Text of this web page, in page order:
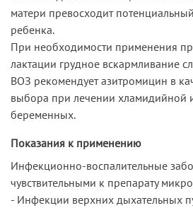
матери превосходит
ребенка.
При необходимости применения
лактации грудное вскармливание
ВОЗ рекомендует азитромицин в
выбора при лечении хламидийной
беременных.
Показания к применению
Инфекционно-воспалительные
чувствительными к препарату
- Инфекции верхних дыхательных